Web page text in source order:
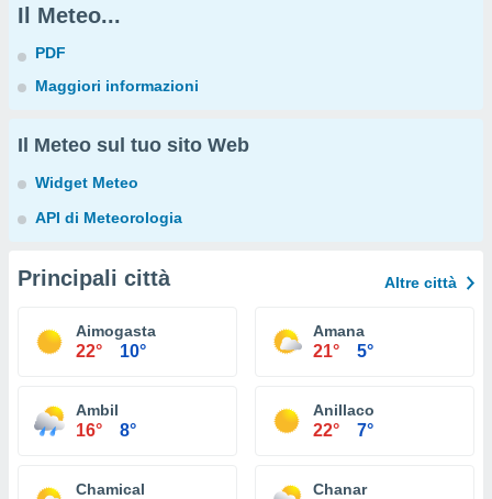
Il Meteo...
PDF
Maggiori informazioni
Il Meteo sul tuo sito Web
Widget Meteo
API di Meteorologia
Principali città Altre città
Aimogasta
22° 10°
Amana
21° 5°
Ambil
16° 8°
Anillaco
22° 7°
Chamical Chanar